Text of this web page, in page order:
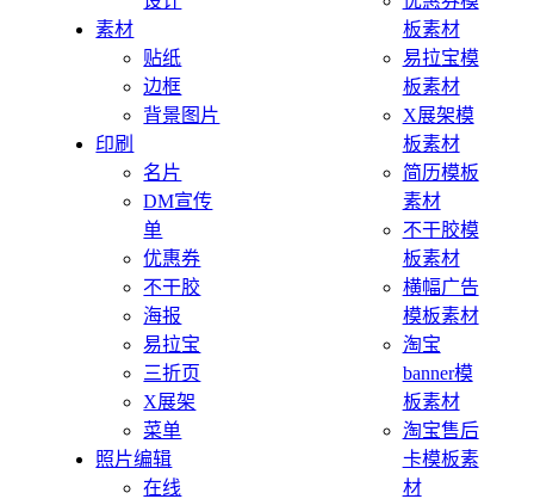
素材
贴纸
边框
背景图片
印刷
名片
DM宣传
单
优惠券
不干胶
海报
易拉宝
三折页
X展架
菜单
照片编辑
在线
板素材
易拉宝模
板素材
X展架模
板素材
简历模板
素材
不干胶模
板素材
横幅广告
模板素材
淘宝
banner模
板素材
淘宝售后
卡模板素
材